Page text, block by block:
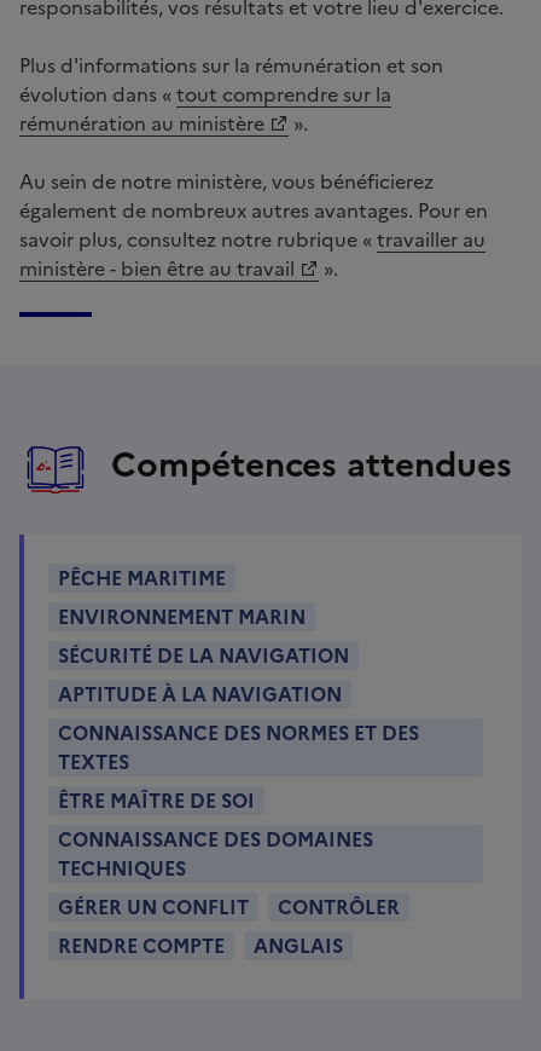
responsabilités, vos résultats et votre lieu d'exercice.
Plus d'informations sur la rémunération et son
évolution dans «tout comprendre sur la
rémunération au ministère
».
Au sein de notre ministère, vous bénéficierez
également de nombreux autres avantages. Pour en
savoir plus, consultez notre rubrique «travailler au
ministère - bien être au travail
».
Compétences attendues
PÊCHE MARITIME
ENVIRONNEMENT MARIN
SÉCURITÉ DE LA NAVIGATION
APTITUDE À LA NAVIGATION
CONNAISSANCE DES NORMES ET DES
TEXTES
ÊTRE MAÎTRE DE SOI
CONNAISSANCE DES DOMAINES
TECHNIQUES
GÉRER UN CONFLIT
CONTRÔLER
RENDRE COMPTE
ANGLAIS